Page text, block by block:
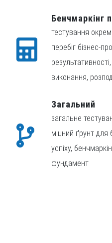
Бенчмаркінг
тестування
перебіг бізнес-
виконання,
Загальний
загальне
міцний ґрунт
успіху,
фундамент